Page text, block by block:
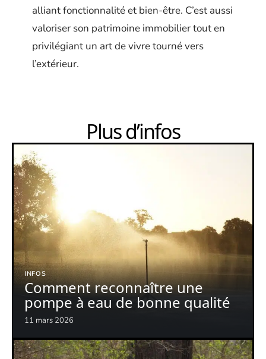
alliant fonctionnalité et bien-être. C’est aussi
valoriser son patrimoine immobilier tout en
privilégiant un art de vivre tourné vers
l’extérieur.
Plus d’infos
INFOS
Comment reconnaître une
pompe à eau de bonne qualité
11 mars 2026